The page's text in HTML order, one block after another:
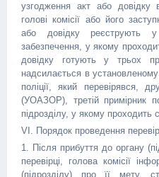
узгодження акт або довідку
голові комісії або його
або довідку реєструють у
забезпечення, у якому
довідку готують у трьох
надсилається в
поліції, який перевірявся,
(УОАЗОР), третій примірник
підрозділу, у якому проходить
VI. Порядок проведення
1. Після прибуття до органу
перевірці, голова комісії
(підрозділу) про її мету,